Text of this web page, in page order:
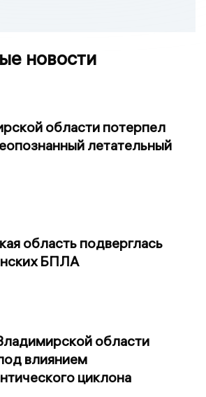
новости
области потерпел
летательный
область подверглась
БПЛА
области
влиянием
циклона